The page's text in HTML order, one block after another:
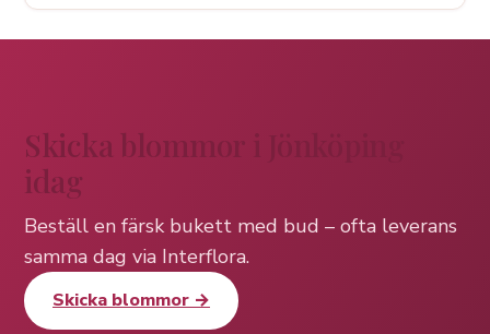
Skicka blommor i Jönköping
idag
Beställ en färsk bukett med bud – ofta leverans
samma dag via Interflora.
Skicka blommor →